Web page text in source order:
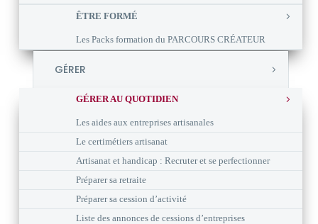
ÊTRE FORMÉ
Les Packs formation du PARCOURS CRÉATEUR
GÉRER
GÉRER AU QUOTIDIEN
Les aides aux entreprises artisanales
Le certimétiers artisanat
Artisanat et handicap : Recruter et se perfectionner
Préparer sa retraite
Préparer sa cession d’activité
Liste des annonces de cessions d’entreprises